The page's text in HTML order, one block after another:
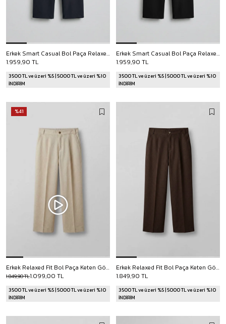
Erkek Smart Casual Bol Paça Relaxed Fit Pantolon Lacivert
1.959,90 TL
3500 TL ve üzeri %5 | 5000 TL ve üzeri %10
İNDİRİM
Erkek Smart Casual Bol Paça Relaxed Fit Pantolon Siyah
1.959,90 TL
3500 TL ve üzeri %5 | 5000 TL ve üzeri %10
İNDİRİM
%41
Erkek Relaxed Fit Bol Paça Keten Görünümlü Pileli Pantolon Bej
1.099,00 TL
1.849,90 TL
3500 TL ve üzeri %5 | 5000 TL ve üzeri %10
İNDİRİM
Erkek Relaxed Fit Bol Paça Keten Görünümlü Pileli Pantolon Kahverengi
1.849,90 TL
3500 TL ve üzeri %5 | 5000 TL ve üzeri %10
İNDİRİM